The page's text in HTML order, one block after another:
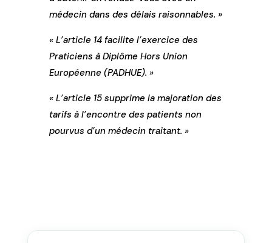
médecin dans des délais raisonnables. »
« L’article 14 facilite l’exercice des
Praticiens à Diplôme Hors Union
Européenne (PADHUE). »
« L’article 15 supprime la majoration des
tarifs à l’encontre des patients non
pourvus d’un médecin traitant. »